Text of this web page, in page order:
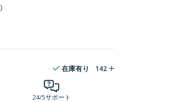
)
在庫有り 142
24/5サポート